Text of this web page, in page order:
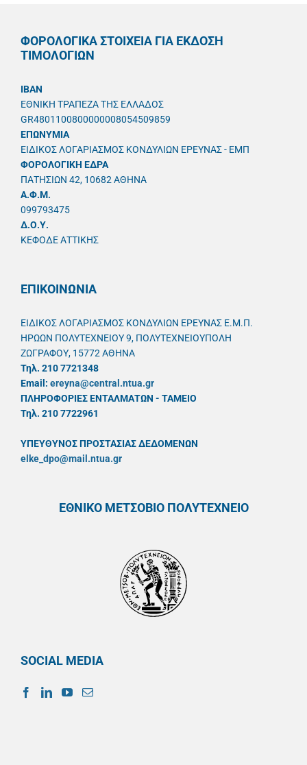
ΦΟΡΟΛΟΓΙΚΑ ΣΤΟΙΧΕΙΑ ΓΙΑ ΕΚΔΟΣΗ
ΤΙΜΟΛΟΓΙΩΝ
IBAN
ΕΘΝΙΚΗ ΤΡΑΠΕΖΑ ΤΗΣ ΕΛΛΑΔΟΣ
GR4801100800000008054509859
ΕΠΩΝΥΜΙΑ
ΕΙΔΙΚΟΣ ΛΟΓΑΡΙΑΣΜΟΣ ΚΟΝΔΥΛΙΩΝ ΕΡΕΥΝΑΣ - ΕΜΠ
ΦΟΡΟΛΟΓΙΚΗ ΕΔΡΑ
ΠΑΤΗΣΙΩΝ 42, 10682 ΑΘΗΝΑ
A.Φ.Μ.
099793475
Δ.Ο.Υ.
ΚΕΦΟΔΕ ΑΤΤΙΚΗΣ
ΕΠΙΚΟΙΝΩΝΙΑ
ΕΙΔΙΚΟΣ ΛΟΓΑΡΙΑΣΜΟΣ ΚΟΝΔΥΛΙΩΝ ΕΡΕΥΝΑΣ Ε.Μ.Π.
ΗΡΩΩΝ ΠΟΛΥΤΕΧΝΕΙΟΥ 9, ΠΟΛΥΤΕΧΝΕΙΟΥΠΟΛΗ
ΖΩΓΡΑΦΟΥ, 15772 ΑΘΗΝΑ
Τηλ. 210 7721348
Email: ereyna@central.ntua.gr
ΠΛΗΡΟΦΟΡΙΕΣ ΕΝΤΑΛΜΑΤΩΝ - ΤΑΜΕΙΟ
Τηλ. 210 7722961
ΥΠΕΥΘYΝΟΣ ΠΡΟΣΤΑΣΙΑΣ ΔΕΔΟΜΕΝΩΝ
elke_dpo@mail.ntua.gr
ΕΘΝΙΚΟ ΜΕΤΣΟΒΙΟ ΠΟΛΥΤΕΧΝΕΙΟ
SOCIAL MEDIA